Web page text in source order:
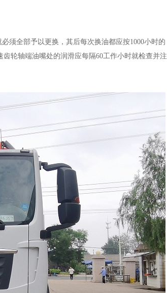
必须全部予以更换，其后每次换油都应按1000小时的
轮轴端油嘴处的润滑应每隔60工作小时就检查并注